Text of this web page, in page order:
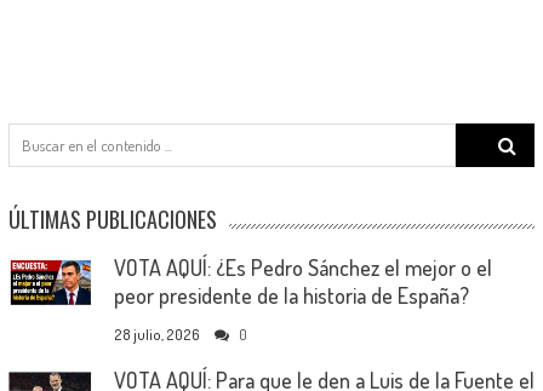
Search
for:
ÚLTIMAS PUBLICACIONES
VOTA AQUÍ: ¿Es Pedro Sánchez el mejor o el
peor presidente de la historia de España?
28 julio, 2026 0
VOTA AQUÍ: Para que le den a Luis de la Fuente el